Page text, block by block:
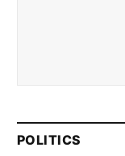
POLITICS